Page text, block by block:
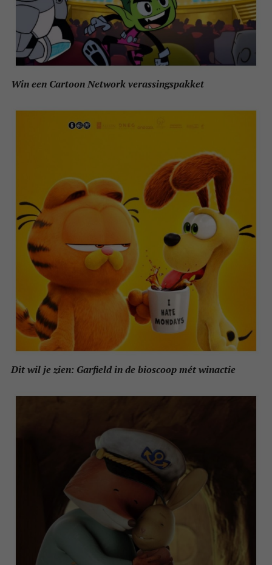
Win een Cartoon Network verassingspakket
Dit wil je zien: Garfield in de bioscoop mét winactie